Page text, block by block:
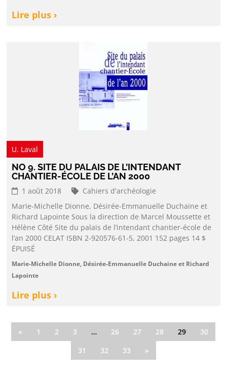
Lire plus ›
U. Laval
NO 9. SITE DU PALAIS DE L’INTENDANT
CHANTIER-ÉCOLE DE L’AN 2000
1 août 2018
Cahiers d'archéologie
Marie-Michelle Dionne, Désirée-Emmanuelle Duchaine et
Richard Lapointe Sous la direction de Marcel Moussette et
Hélène Côté Site du palais de l’intendant chantier-école de
l’an 2000 CELAT ISBN 2-920576-61-5, 2001 152 pages 14 $
ÉPUISÉ
Marie-Michelle Dionne, Désirée-Emmanuelle Duchaine et Richard
Lapointe
Lire plus ›
« 1 2 3 … 26 27 28 29
30
31
32 33 »